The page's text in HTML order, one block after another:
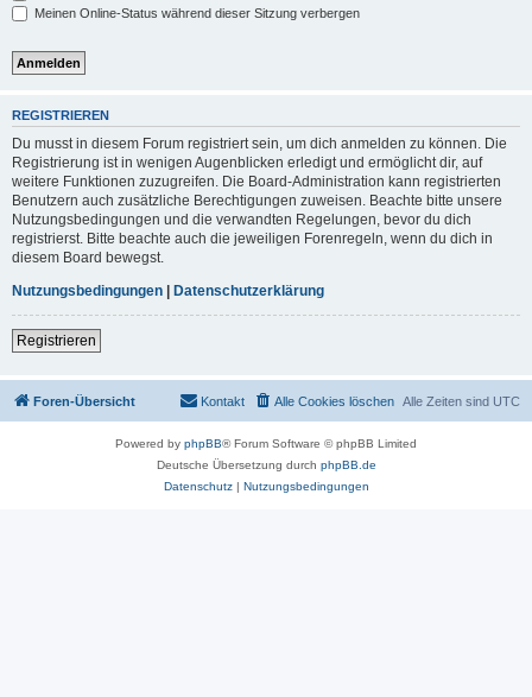
Meinen Online-Status während dieser Sitzung verbergen
REGISTRIEREN
Du musst in diesem Forum registriert sein, um dich anmelden zu können. Die
Registrierung ist in wenigen Augenblicken erledigt und ermöglicht dir, auf
weitere Funktionen zuzugreifen. Die Board-Administration kann registrierten
Benutzern auch zusätzliche Berechtigungen zuweisen. Beachte bitte unsere
Nutzungsbedingungen und die verwandten Regelungen, bevor du dich
registrierst. Bitte beachte auch die jeweiligen Forenregeln, wenn du dich in
diesem Board bewegst.
Nutzungsbedingungen | Datenschutzerklärung
Registrieren
Foren-Übersicht Alle Zeiten sind UTC
Alle Cookies löschen
Kontakt
Powered by phpBB® Forum Software © phpBB Limited
Deutsche Übersetzung durch phpBB.de
Datenschutz| Nutzungsbedingungen